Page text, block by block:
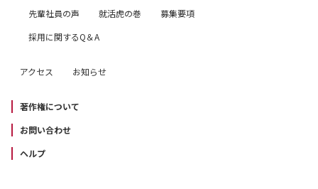
先輩社員の声
就活虎の巻
募集要項
採用に関するQ＆A
アクセス お知らせ
著作権について
お問い合わせ
ヘルプ